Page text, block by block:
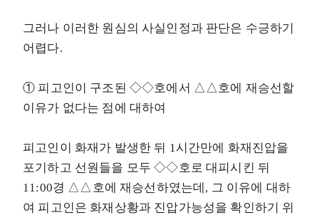
그러나 이러한 원심의 사실인정과 판단은 수긍하기
어렵다.
① 피고인이 구조된 ◇◇호에서 △△호에 재승선할
이유가 없다는 점에 대하여
피고인이 화재가 발생한 뒤 1시간만에 화재진압을
포기하고 선원들을 모두 ◇◇호로 대피시킨 뒤
11:00경 △△호에 재승선하였는데, 그 이유에 대하
여 피고인은 화재상황과 진압가능성을 확인하기 위